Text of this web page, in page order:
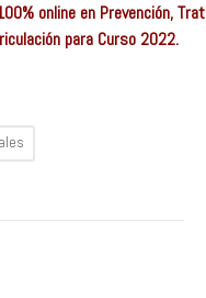
online en Prevención,
para Curso 2022.